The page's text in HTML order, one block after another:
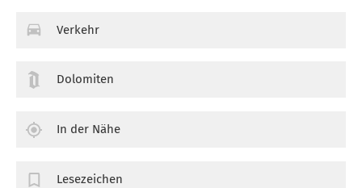
Verkehr
Dolomiten
In der Nähe
Lesezeichen